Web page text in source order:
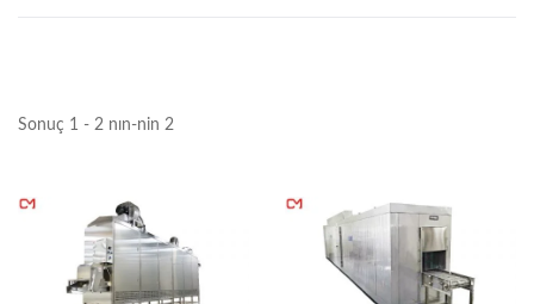
Sonuç 1 - 2 nın-nin 2